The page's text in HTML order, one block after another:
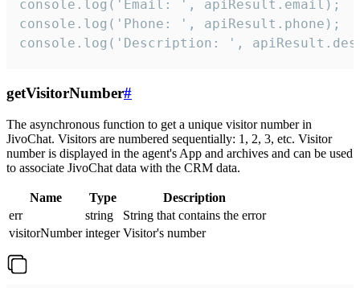
console.log('Email: ', apiResult.email);
console.log('Phone: ', apiResult.phone);
console.log('Description: ',
getVisitorNumber#
The asynchronous function to get a unique visitor number in
JivoChat. Visitors are numbered sequentially: 1, 2, 3, etc. Visitor
number is displayed in the agent's App and archives and can be used
to associate JivoChat data with the CRM data.
Name Type
Description
err
string
String that contains the error
visitorNumber integer Visitor's number